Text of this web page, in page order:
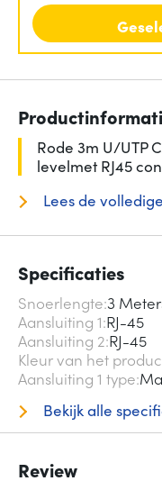
Rode 3m U/UTP
levelmet RJ45
Lees de
Specificaties
Snoerlengte 3
Aansluiting 1 RJ-45
Aansluiting 2 RJ-45
Kleur van het
Aansluiting 1 type
Bekijk alle
Review